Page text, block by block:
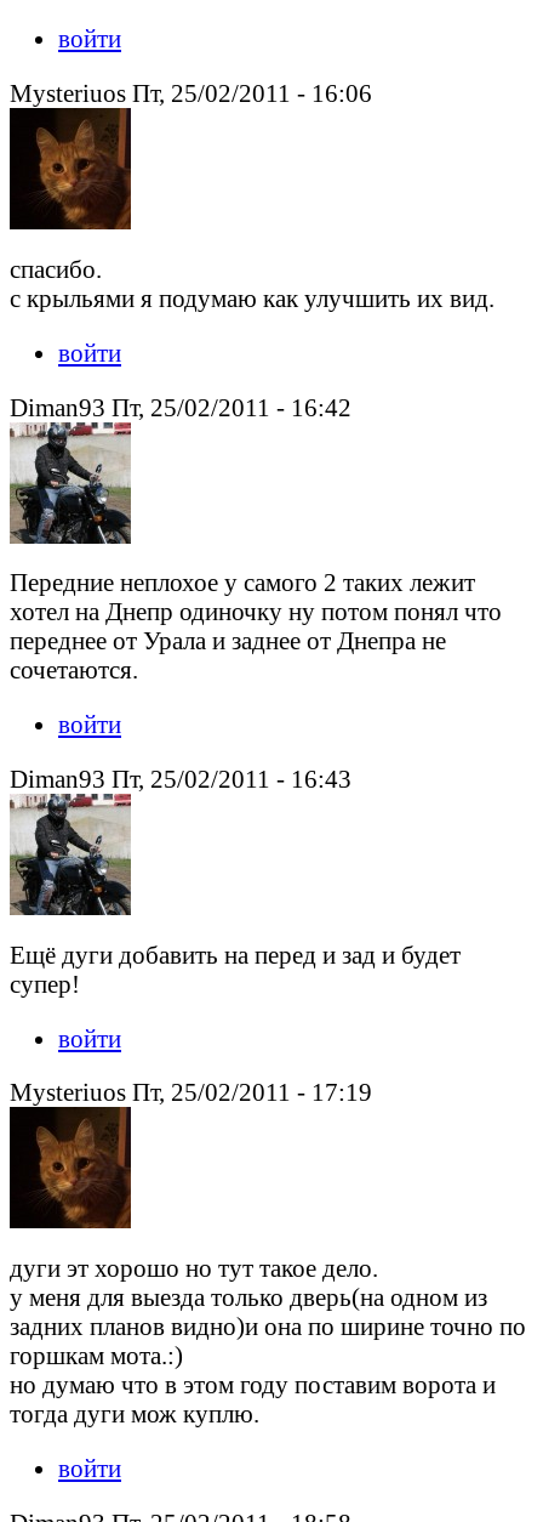
войти
Mysteriuos Пт, 25/02/2011 - 16:06
спасибо.
с крыльями я подумаю как улучшить их вид.
войти
Diman93 Пт, 25/02/2011 - 16:42
Передние неплохое у самого 2 таких лежит
хотел на Днепр одиночку ну потом понял что
переднее от Урала и заднее от Днепра не
сочетаются.
войти
Diman93 Пт, 25/02/2011 - 16:43
Ещё дуги добавить на перед и зад и будет
супер!
войти
Mysteriuos Пт, 25/02/2011 - 17:19
дуги эт хорошо но тут такое дело.
у меня для выезда только дверь(на одном из
задних планов видно)и она по ширине точно по
горшкам мота.:)
но думаю что в этом году поставим ворота и
тогда дуги мож куплю.
войти